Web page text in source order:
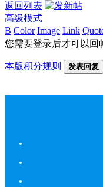
返回列表
高级模式
B Color Image Link
您需要登录后才可以回
本版积分规则 发表回复